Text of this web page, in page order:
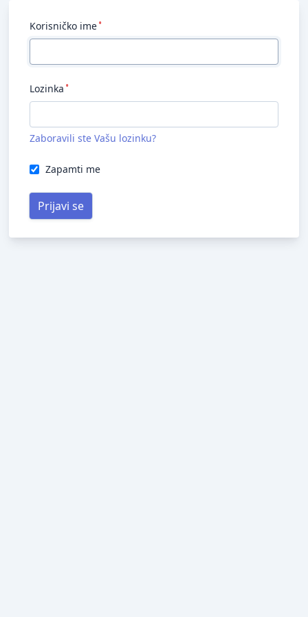
Korisničko ime
Lozinka
Zaboravili ste Vašu lozinku?
Zapamti me
Prijavi se